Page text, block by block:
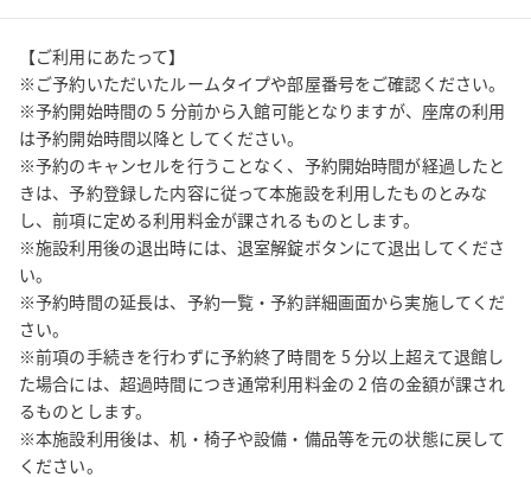
【ご利用にあたって】
※ご予約いただいたルームタイプや部屋番号をご確認ください。
※予約開始時間の 5 分前から入館可能となりますが、座席の利用
は予約開始時間以降としてください。
※予約のキャンセルを行うことなく、予約開始時間が経過したと
きは、予約登録した内容に従って本施設を利用したものとみな
し、前項に定める利用料金が課されるものとします。
※施設利用後の退出時には、退室解錠ボタンにて退出してくださ
い。
※予約時間の延長は、予約一覧・予約詳細画面から実施してくだ
さい。
※前項の手続きを行わずに予約終了時間を 5 分以上超えて退館し
た場合には、超過時間につき通常利用料金の 2 倍の金額が課され
るものとします。
※本施設利用後は、机・椅子や設備・備品等を元の状態に戻して
ください。